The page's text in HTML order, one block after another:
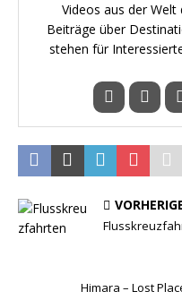
Videos aus der Welt
Beiträge über
stehen für
Himara – Lost